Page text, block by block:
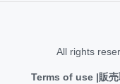
All rights
Terms of use 販